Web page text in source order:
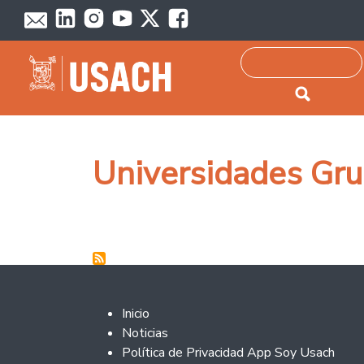
Passar para o conteúdo principal
Pesquisar
Universidades
Footer 2
Inicio
Noticias
Política de Privacidad App Soy Usach